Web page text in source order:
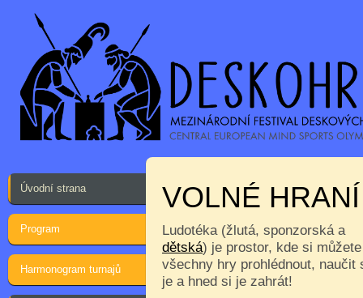
Úvodní strana
Program
Harmonogram turnajů
VOLNÉ
Ludotéka (žlutá, sponzorská a
dětská) je prostor, kde si můžete
všechny hry prohlédnout, naučit
je a hned si je zahrát!